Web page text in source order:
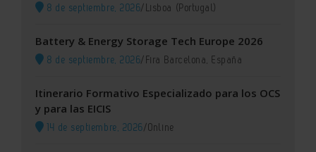
8 de septiembre, 2026/Lisboa (Portugal)
Battery & Energy Storage Tech Europe 2026
8 de septiembre, 2026/Fira Barcelona, España
Itinerario Formativo Especializado para los OCS
y para las EICIS
14 de septiembre, 2026/Online